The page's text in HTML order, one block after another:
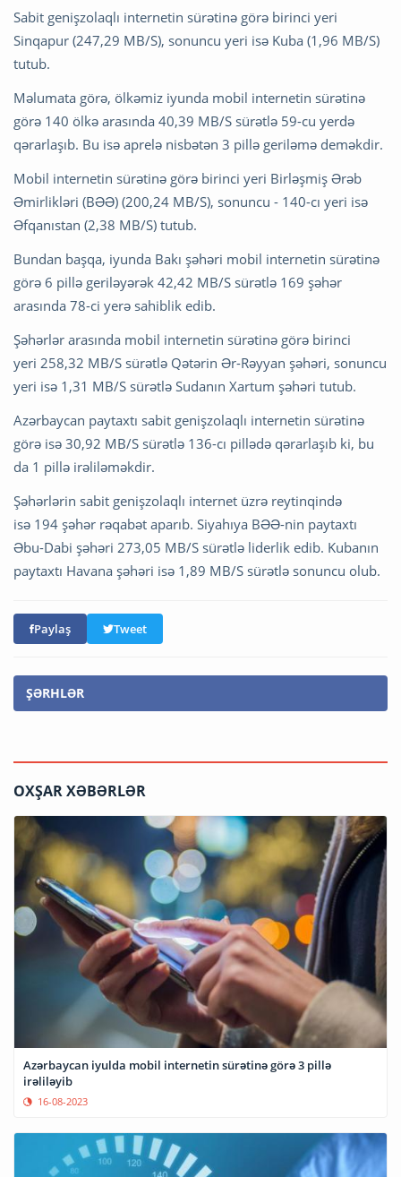
Sabit genişzolaqlı internetin sürətinə görə birinci yeri
Sinqapur (247,29 MB/S), sonuncu yeri isə Kuba (1,96 MB/S)
tutub.
Məlumata görə, ölkəmiz iyunda mobil internetin sürətinə
görə 140 ölkə arasında 40,39 MB/S sürətlə 59-cu yerdə
qərarlaşıb. Bu isə aprelə nisbətən 3 pillə geriləmə deməkdir.
Mobil internetin sürətinə görə birinci yeri Birləşmiş Ərəb
Əmirlikləri (BƏƏ) (200,24 MB/S), sonuncu - 140-cı yeri isə
Əfqanıstan (2,38 MB/S) tutub.
Bundan başqa, iyunda Bakı şəhəri mobil internetin sürətinə
görə 6 pillə geriləyərək 42,42 MB/S sürətlə 169 şəhər
arasında 78-ci yerə sahiblik edib.
Şəhərlər arasında mobil internetin sürətinə görə birinci
yeri 258,32 MB/S sürətlə Qətərin Ər-Rəyyan şəhəri, sonuncu
yeri isə 1,31 MB/S sürətlə Sudanın Xartum şəhəri tutub.
Azərbaycan paytaxtı sabit genişzolaqlı internetin sürətinə
görə isə 30,92 MB/S sürətlə 136-cı pillədə qərarlaşıb ki, bu
da 1 pillə irəliləməkdir.
Şəhərlərin sabit genişzolaqlı internet üzrə reytinqində
isə 194 şəhər rəqabət aparıb. Siyahıya BƏƏ-nin paytaxtı
Əbu-Dabi şəhəri 273,05 MB/S sürətlə liderlik edib. Kubanın
paytaxtı Havana şəhəri isə 1,89 MB/S sürətlə sonuncu olub.
Paylaş Tweet
ŞƏRHLƏR
OXŞAR XƏBƏRLƏR
Azərbaycan iyulda mobil internetin sürətinə görə 3 pillə
irəliləyib
16-08-2023